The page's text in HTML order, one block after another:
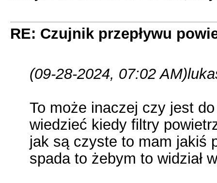
RE: Czujnik przepływu
(09-28-2024, 07:02 AM)
To może inaczej czy jest
wiedzieć kiedy filtry
jak są czyste to mam jakiś
spada to żebym to widział